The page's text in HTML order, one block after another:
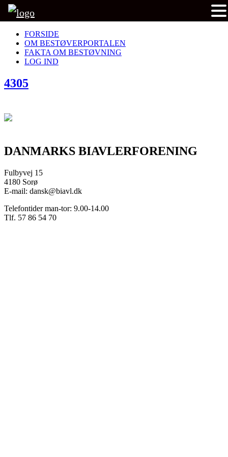
FORSIDE
OM BESTØVERPORTALEN
FAKTA OM BESTØVNING
LOG IND
4305
DANMARKS BIAVLERFORENING
Fulbyvej 15
4180 Sorø
E-mail: dansk@biavl.dk
Telefontider man-tor: 9.00-14.00
Tlf. 57 86 54 70